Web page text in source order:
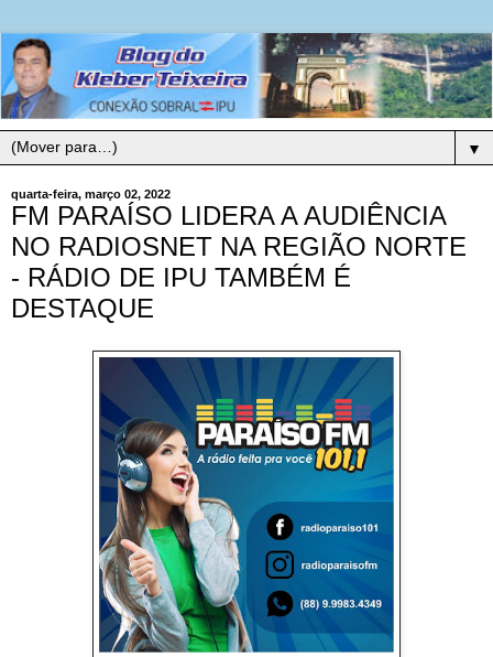
▼
quarta-feira, março 02, 2022
FM PARAÍSO LIDERA A AUDIÊNCIA
NO RADIOSNET NA REGIÃO NORTE
- RÁDIO DE IPU TAMBÉM É
DESTAQUE